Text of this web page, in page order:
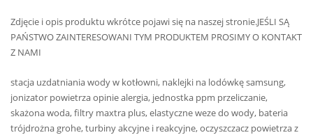
Zdjęcie i opis produktu wkrótce pojawi się na naszej stronie.JEŚLI SĄ
PAŃSTWO ZAINTERESOWANI TYM PRODUKTEM PROSIMY O KONTAKT
Z NAMI
stacja uzdatniania wody w kotłowni, naklejki na lodówkę samsung,
jonizator powietrza opinie alergia, jednostka ppm przeliczanie,
skażona woda, filtry maxtra plus, elastyczne weze do wody, bateria
trójdrożna grohe, turbiny akcyjne i reakcyjne, oczyszczacz powietrza z